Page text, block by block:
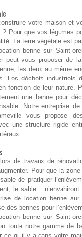
votre maison et
? Pour que vos légumes
La terre végétale est
benne sur Saint-
peut vous proposer de
les deux au même
Les déchets industriels
fonction de leur nature.
une benne pour
Notre entreprise
vous propose
une structure rigide
de travaux de
Pour que la
de pratiquer
le sable…
de location benne sur
des bennes pour
benne sur Saint-
toute notre gamme de
ce qu’il y a dans votre